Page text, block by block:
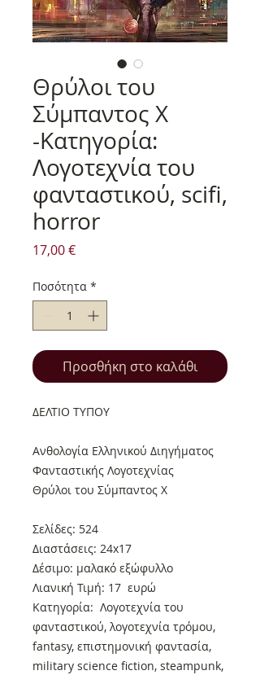
Θρύλοι του
Σύμπαντος X
-Κατηγορία:
Λογοτεχνία του
φανταστικού, scifi,
horror
17,00 €Τιμή
Ποσότητα *
Προσθήκη στο καλάθι
ΔΕΛΤΙΟ ΤΥΠΟΥ
Ανθολογία Ελληνικού Διηγήματος
Φανταστικής Λογοτεχνίας
Θρύλοι του Σύμπαντος X
Σελίδες: 524
Διαστάσεις: 24x17
Δέσιμο: μαλακό εξώφυλλο
Λιανική Τιμή: 17 ευρώ
Κατηγορία: Λογοτεχνία του
φανταστικού, λογοτεχνία τρόμου,
fantasy, επιστημονική φαντασία,
military science fiction, steampunk,